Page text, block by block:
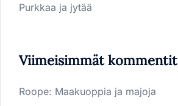
Purkkaa ja jytää
Viimeisimmät kommentit
Roope: Maakuoppia ja majoja